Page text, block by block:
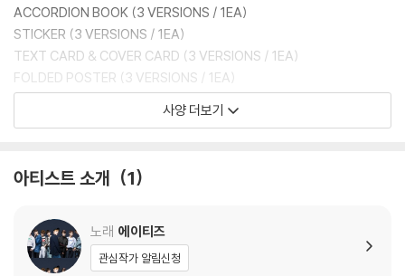
보에 이목이 집중되고 있다.
** 트랙리스트 추후 공개 **
ACCORDION BOOK (3 VERSIONS / 1EA)
STICKER (3 VERSIONS / 1EA)
TEXT CARD & COVER CARD (3 VERSIONS / 1EA)
FOLDED POSTER (3 VERSIONS / 1EA)
DISC (3 VERSIONS / 1EA)
DIARY BOOK (1 VERSION / 1EA) *DIARY VER. ONLY
사양 더보기
아티스트 소개 1
노래 에이티즈
관심작가 알림신청